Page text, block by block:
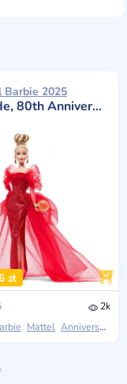
Barbie 2025
80th Anniversary
zł
2k
Mattel Anniversary Dolls